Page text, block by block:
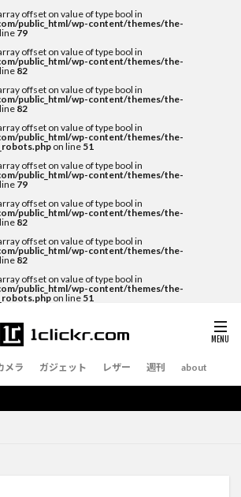
offset on value of type bool in
public_html/wp-content/themes/the-
79
offset on value of type bool in
public_html/wp-content/themes/the-
82
offset on value of type bool in
public_html/wp-content/themes/the-
82
offset on value of type bool in
public_html/wp-content/themes/the-
on line 51
offset on value of type bool in
public_html/wp-content/themes/the-
79
offset on value of type bool in
public_html/wp-content/themes/the-
82
offset on value of type bool in
public_html/wp-content/themes/the-
82
offset on value of type bool in
public_html/wp-content/themes/the-
on line 51
メラ ガジェット レザー 週刊 about